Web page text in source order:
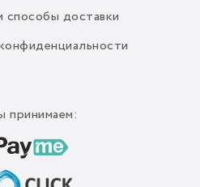
способы доставки
принимаем: